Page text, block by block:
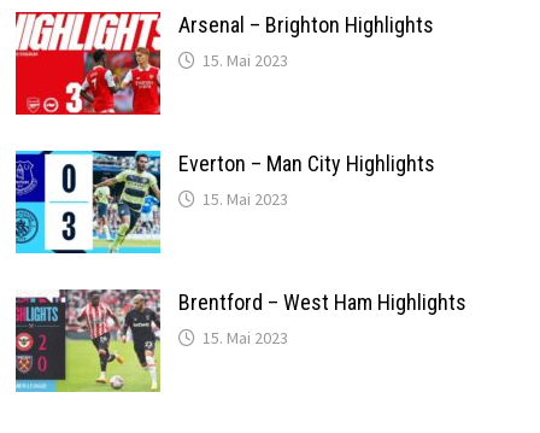
Arsenal – Brighton Highlights
15. Mai 2023
Everton – Man City Highlights
15. Mai 2023
Brentford – West Ham Highlights
15. Mai 2023